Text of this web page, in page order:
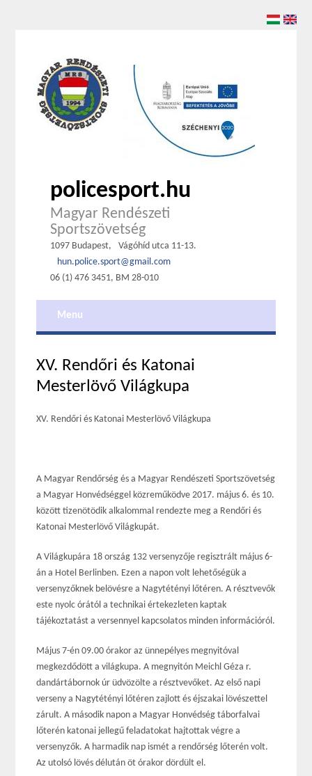
policesport.hu
Magyar Rendészeti
Sportszövetség
1097 Budapest,
Vágóhíd utca 11-13.
hun.police.sport@gmail.com
06 (1) 476 3451, BM 28-010
Menu
XV. Rendőri és Katonai
Mesterlövő Világkupa
XV. Rendőri és Katonai Mesterlövő Világkupa
A Magyar Rendőrség és a Magyar Rendészeti Sportszövetség
a Magyar Honvédséggel közreműködve 2017. május 6. és 10.
között tizenötödik alkalommal rendezte meg a Rendőri és
Katonai Mesterlövő Világkupát.
A Világkupára 18 ország 132 versenyzője regisztrált május 6-
án a Hotel Berlinben. Ezen a napon volt lehetőségük a
versenyzőknek belövésre a Nagytétényi lőtéren. A résztvevők
este nyolc órától a technikai értekezleten kaptak
tájékoztatást a versennyel kapcsolatos minden információról.
Május 7-én 09.00 órakor az ünnepélyes megnyitóval
megkezdődött a világkupa. A megnyitón Meichl Géza r.
dandártábornok úr üdvözölte a résztvevőket. Az első napi
verseny a Nagytétényi lőtéren zajlott és éjszakai lövészettel
zárult. A második napon a Magyar Honvédség táborfalvai
lőterén katonai jellegű feladatokat hajtottak végre a
versenyzők. A harmadik nap ismét a rendőrség lőterén volt.
Az utolsó lövés délután öt órakor dördült el.